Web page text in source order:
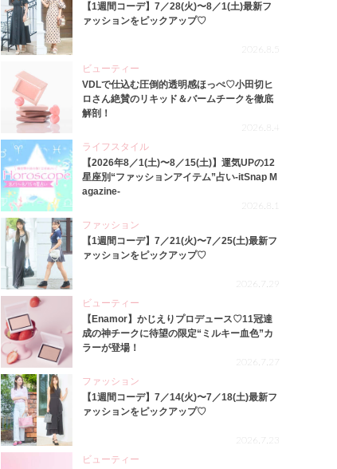
【1週間コーデ】7／28(火)〜8／1(土)最新フ
ァッションをピックアップ♡
2026.8.5
ビューティー
VDLで仕込む圧倒的透明感ほっぺ♡小田切ヒ
ロさん絶賛のリキッド＆バームチークを徹底
解剖！
2026.8.4
ライフスタイル
【2026年8／1(土)〜8／15(土)】運気UPの12
星座別“ファッションアイテム”占い-itSnap M
agazine-
2026.8.1
ファッション
【1週間コーデ】7／21(火)〜7／25(土)最新フ
ァッションをピックアップ♡
2026.7.29
ビューティー
【Enamor】かじえりプロデュース♡11冠達
成の神チークに待望の限定“ミルキー血色”カ
ラーが登場！
2026.7.27
ファッション
【1週間コーデ】7／14(火)〜7／18(土)最新フ
ァッションをピックアップ♡
2026.7.23
ビューティー